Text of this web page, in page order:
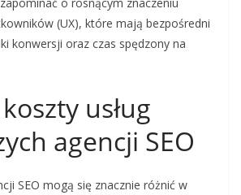
(UX), które mają bezpośredni
konwersji oraz czas spędzony na
usług
agencji SEO
SEO mogą się znacznie różnić w